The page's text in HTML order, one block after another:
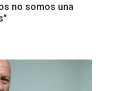
no somos una